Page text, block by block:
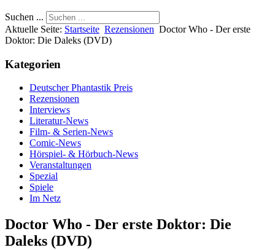
Suchen ...
Aktuelle Seite: Startseite Rezensionen Doctor Who - Der erste
Doktor: Die Daleks (DVD)
Kategorien
Deutscher Phantastik Preis
Rezensionen
Interviews
Literatur-News
Film- & Serien-News
Comic-News
Hörspiel- & Hörbuch-News
Veranstaltungen
Spezial
Spiele
Im Netz
Doctor Who - Der erste Doktor: Die
Daleks (DVD)